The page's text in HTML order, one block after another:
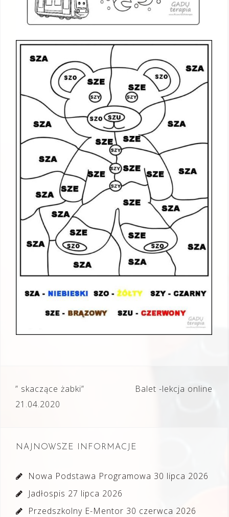
Nawigacja
wpisu
” skaczące żabki”
21.04.2020
Balet -lekcja online
NAJNOWSZE INFORMACJE
Nowa Podstawa Programowa 30 lipca 2026
Jadłospis 27 lipca 2026
Przedszkolny E-Mentor 30 czerwca 2026